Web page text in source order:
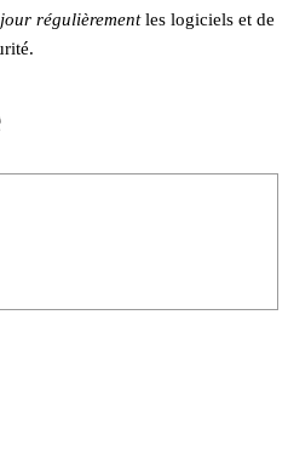
régulièrementles logiciels et de